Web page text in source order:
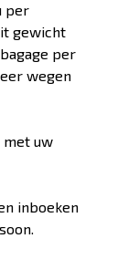
per
gewicht
per
wegen
met uw
inboeken